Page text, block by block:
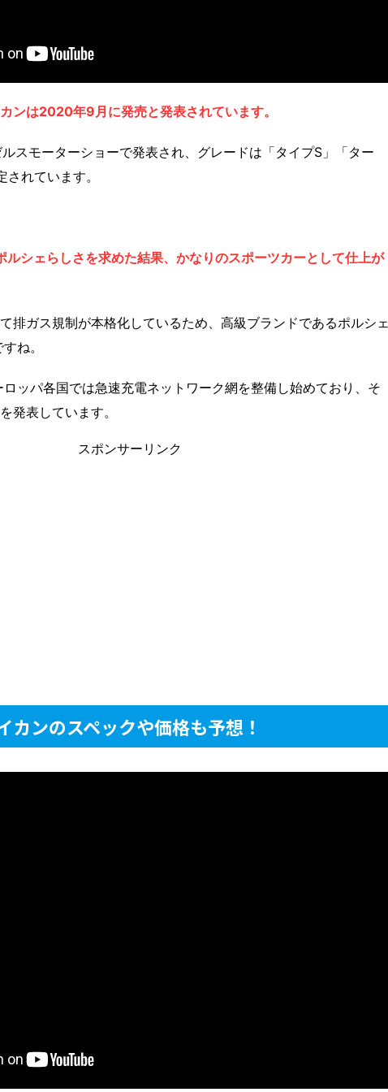
ンは2020年9月に発売と発表されています。
スモーターショーで発表され、グレードは「タイプS」「ター
れています。
ルシェらしさを求めた結果、かなりのスポーツカーとして仕上が
排ガス規制が本格化しているため、高級ブランドであるポルシェ
ね。
ッパ各国では急速充電ネットワーク網を整備し始めており、そ
発表しています。
スポンサーリンク
カンのスペックや価格も予想！